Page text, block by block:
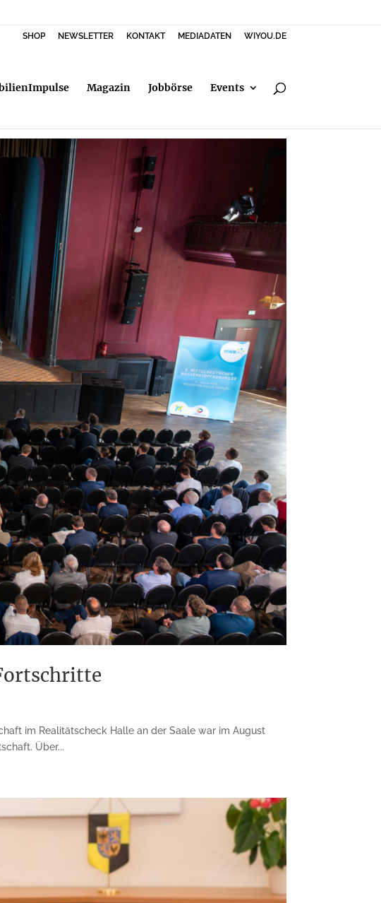
SHOP NEWSLETTER KONTAKT MEDIADATEN WIYOU.DE
Magazin Jobbörse Events
im Realitätscheck Halle an der Saale war im August
Über...